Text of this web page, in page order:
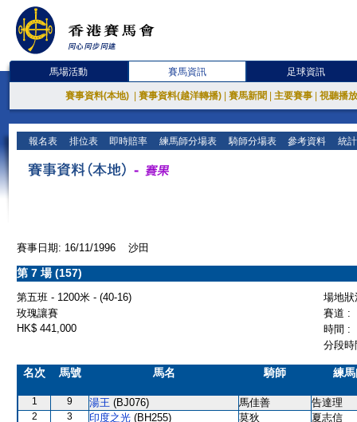
馬場活動 賽馬資訊 足球資訊
賽事資料(本地) 賽事資料(越洋轉播) 賽馬新聞 主要賽事 視聽播
報名表 排位表 即時賠率 練馬師分場表 騎師分場表 參考資料 統
賽事日期: 16/11/1996 沙田
第 7 場 (157)
第五班 - 1200米 - (40-16)
場地
玫瑰讓賽
賽道 :
HK$ 441,000
時間 :
分段
名次 馬號 馬名 騎師 練
1 9 湯王 (BJ076) 馬佳善 告達理
2 3 印度之光 (BH255) 莫狄 夏志信